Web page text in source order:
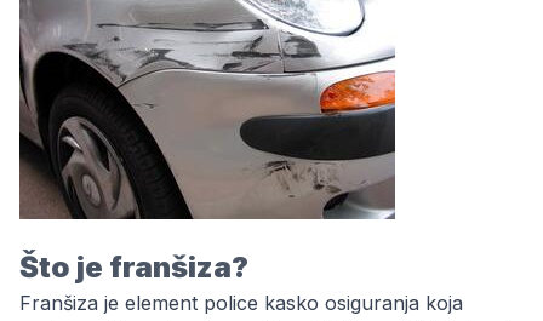
Što je franšiza?
Franšiza je element police kasko osiguranja koja